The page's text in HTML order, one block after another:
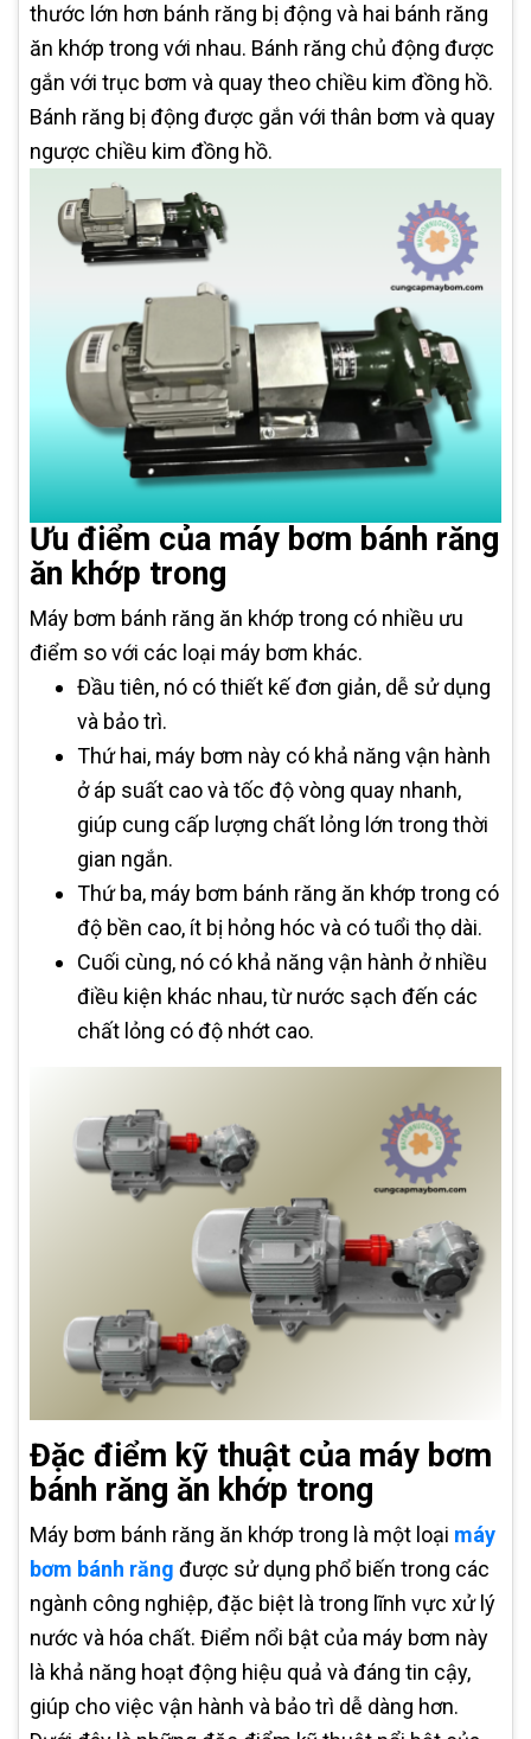
thước lớn hơn bánh răng bị động và hai bánh răng
ăn khớp trong với nhau. Bánh răng chủ động được
gắn với trục bơm và quay theo chiều kim đồng hồ.
Bánh răng bị động được gắn với thân bơm và quay
ngược chiều kim đồng hồ.
Ưu điểm của máy bơm bánh răng
ăn khớp trong
Máy bơm bánh răng ăn khớp trong có nhiều ưu
điểm so với các loại máy bơm khác.
Đầu tiên, nó có thiết kế đơn giản, dễ sử dụng
và bảo trì.
Thứ hai, máy bơm này có khả năng vận hành
ở áp suất cao và tốc độ vòng quay nhanh,
giúp cung cấp lượng chất lỏng lớn trong thời
gian ngắn.
Thứ ba, máy bơm bánh răng ăn khớp trong có
độ bền cao, ít bị hỏng hóc và có tuổi thọ dài.
Cuối cùng, nó có khả năng vận hành ở nhiều
điều kiện khác nhau, từ nước sạch đến các
chất lỏng có độ nhớt cao.
Đặc điểm kỹ thuật của máy bơm
bánh răng ăn khớp trong
Máy bơm bánh răng ăn khớp trong là một loại máy
bơm bánh răng được sử dụng phổ biến trong các
ngành công nghiệp, đặc biệt là trong lĩnh vực xử lý
nước và hóa chất. Điểm nổi bật của máy bơm này
là khả năng hoạt động hiệu quả và đáng tin cậy,
giúp cho việc vận hành và bảo trì dễ dàng hơn.